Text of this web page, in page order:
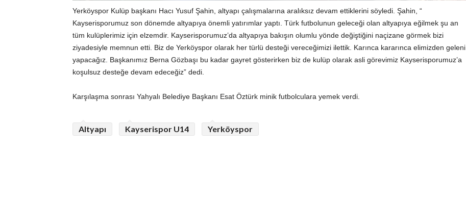
Yerköyspor Kulüp başkanı Hacı Yusuf Şahin, altyapı çalışmalarına aralıksız devam ettiklerini söyledi. Şahin, “
Kayserisporumuz son dönemde altyapıya önemli yatırımlar yaptı. Türk futbolunun geleceği olan altyapıya eğilmek şu an
tüm kulüplerimiz için elzemdir. Kayserisporumuz’da altyapıya bakışın olumlu yönde değiştiğini naçizane görmek bizi
ziyadesiyle memnun etti. Biz de Yerköyspor olarak her türlü desteği vereceğimizi ilettik. Karınca kararınca elimizden geleni
yapacağız. Başkanımız Berna Gözbaşı bu kadar gayret gösterirken biz de kulüp olarak asli görevimiz Kayserisporumuz’a
koşulsuz desteğe devam edeceğiz” dedi.
Karşılaşma sonrası Yahyalı Belediye Başkanı Esat Öztürk minik futbolculara yemek verdi.
Altyapı Kayserispor U14 Yerköyspor